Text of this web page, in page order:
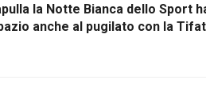
la Notte Bianca dello Sport
anche al pugilato con la